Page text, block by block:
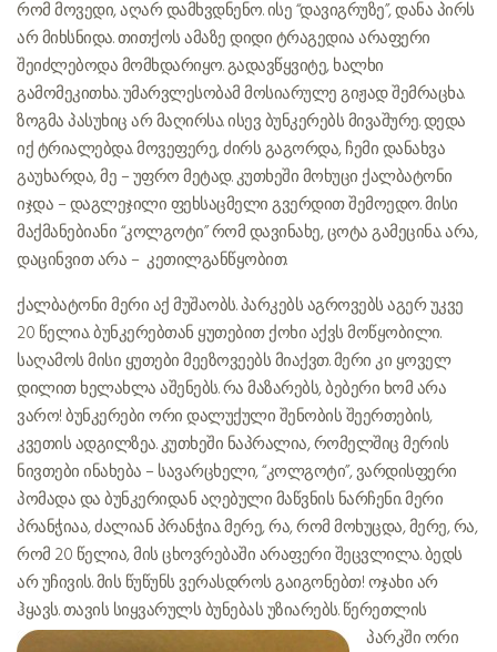
რომ მოვედი, აღარ დამხვდნენო. ისე “დავიგრუზე”, დანა პირს
არ მიხსნიდა. თითქოს ამაზე დიდი ტრაგედია არაფერი
შეიძლებოდა მომხდარიყო. გადავწყვიტე, ხალხი
გამომეკითხა. უმარვლესობამ მოსიარულე გიჟად შემრაცხა.
ზოგმა პასუხიც არ მაღირსა. ისევ ბუნკერებს მივაშურე. დედა
იქ ტრიალებდა. მოვეფერე, ძირს გაგორდა, ჩემი დანახვა
გაუხარდა, მე – უფრო მეტად. კუთხეში მოხუცი ქალბატონი
იჯდა – დაგლეჯილი ფეხსაცმელი გვერდით შემოედო. მისი
მაქმანებიანი “კოლგოტი” რომ დავინახე, ცოტა გამეცინა. არა,
დაცინვით არა – კეთილგანწყობით.
ქალბატონი მერი აქ მუშაობს. პარკებს აგროვებს აგერ უკვე
20 წელია. ბუნკერებთან ყუთებით ქოხი აქვს მოწყობილი.
საღამოს მისი ყუთები მეეზოვეებს მიაქვთ. მერი კი ყოველ
დილით ხელახლა აშენებს. რა მაზარებს, ბებერი ხომ არა
ვარო! ბუნკერები ორი დალუქული შენობის შეერთების,
კვეთის ადგილზეა. კუთხეში ნაპრალია, რომელშიც მერის
ნივთები ინახება – სავარცხელი, “კოლგოტი”, ვარდისფერი
პომადა და ბუნკერიდან აღებული მაწვნის ნარჩენი. მერი
პრანჭიაა, ძალიან პრანჭია. მერე, რა, რომ მოხუცდა, მერე, რა,
რომ 20 წელია, მის ცხოვრებაში არაფერი შეცვლილა. ბედს
არ უჩივის. მის წუწუნს ვერასდროს გაიგონებთ! ოჯახი არ
ჰყავს. თავის სიყვარულსბუნებას უზიარებს. წერეთლის
პარკში ორი